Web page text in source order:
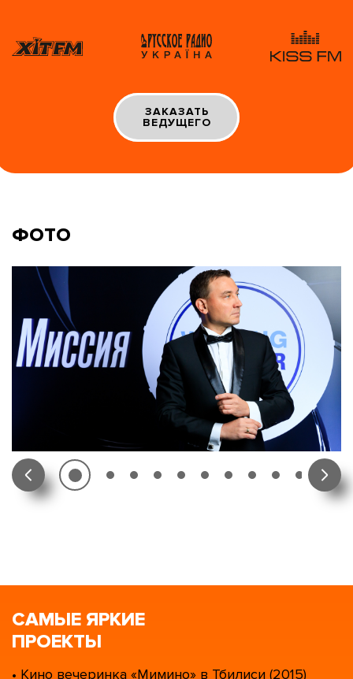
ЗАКАЗАТЬ
ВЕДУЩЕГО
ФОТО
САМЫЕ ЯРКИЕ
ПРОЕКТЫ
• Кино вечеринка «Мимино» в Тбилиси (2015)